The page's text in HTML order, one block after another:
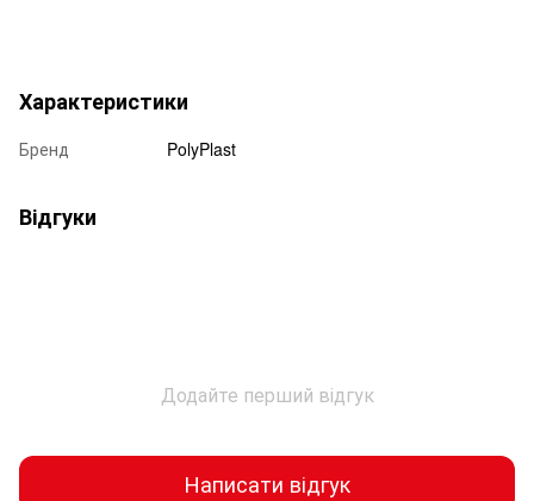
Характеристики
Бренд PolyPlast
Відгуки
Додайте перший відгук
Написати відгук